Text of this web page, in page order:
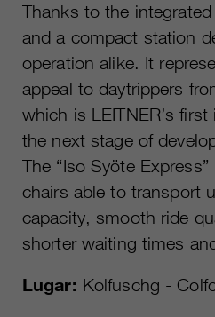
Thanks to the
and a compact station
operation alike. It
appeal to daytrippers
which is LEITNER’s
the next stage of
The “Iso Syöte
chairs able to transport
capacity, smooth ride
shorter waiting times
Lugar: Kolfuschg -